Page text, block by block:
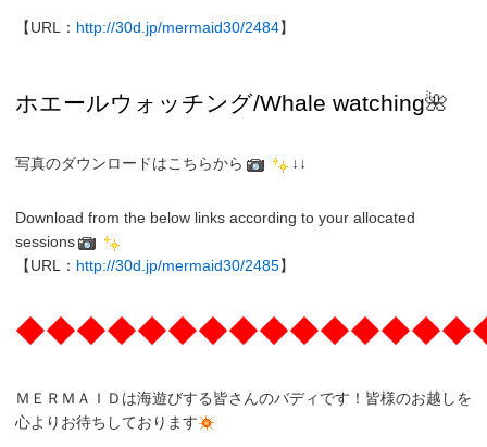
【URL： http://30d.jp/mermaid30/2484】
ホエールウォッチング/Whale watching🌺
写真のダウンロードはこちらから ↓↓
Download from the below links according to your allocated
sessions
【URL： http://30d.jp/mermaid30/2485】
ＭＥＲＭＡＩＤは海遊びする皆さんのバディです！皆様のお越しを
心よりお待ちしております